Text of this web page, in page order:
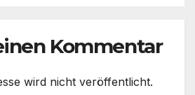
Kommentar
wird nicht veröffentlicht.